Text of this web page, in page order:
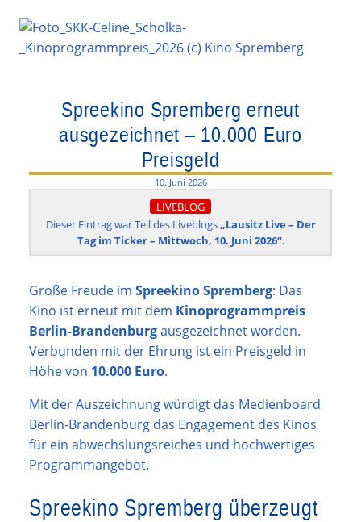
Spreekino Spremberg erneut
ausgezeichnet – 10.000 Euro
Preisgeld
10. Juni 2026
LIVEBLOG
Dieser Eintrag war Teil des Liveblogs„Lausitz Live – Der
Tag im Ticker – Mittwoch, 10. Juni 2026“.
Große Freude im Spreekino Spremberg: Das
Kino ist erneut mit dem Kinoprogrammpreis
Berlin-Brandenburgausgezeichnet worden.
Verbunden mit der Ehrung ist ein Preisgeld in
Höhe von 10.000 Euro.
Mit der Auszeichnung würdigt das Medienboard
Berlin-Brandenburg das Engagement des Kinos
für ein abwechslungsreiches und hochwertiges
Programmangebot.
Spreekino Spremberg überzeugt